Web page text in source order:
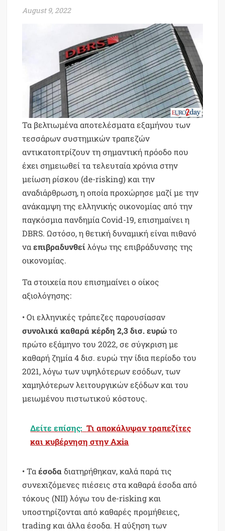
August 9, 2022
Τα βελτιωμένα αποτελέσματα εξαμήνου των
τεσσάρων συστημικών τραπεζών
αντικατοπτρίζουν τη σημαντική πρόοδο που
έχει σημειωθεί τα τελευταία χρόνια στην
μείωση ρίσκου (de-risking) και την
αναδιάρθρωση, η οποία προχώρησε μαζί με την
ανάκαμψη της ελληνικής οικονομίας από την
παγκόσμια πανδημία Covid-19, επισημαίνει η
DBRS. Ωστόσο, η θετική δυναμική είναι πιθανό
ναεπιβραδυνθείλόγω της επιβράδυνσης της
οικονομίας.
Τα στοιχεία που επισημαίνει ο οίκος
αξιολόγησης:
• Οι ελληνικές τράπεζες παρουσίασαν
συνολικά καθαρά κέρδη 2,3 δισ. ευρώτο
πρώτο εξάμηνο του 2022, σε σύγκριση με
καθαρή ζημία 4 δισ. ευρώ την ίδια περίοδο του
2021, λόγω των υψηλότερων εσόδων, των
χαμηλότερων λειτουργικών εξόδων και του
μειωμένου πιστωτικού κόστους.
Δείτε επίσης: Τι αποκάλυψαν τραπεζίτες
και κυβέρνηση στην Axia
• Ταέσοδα διατηρήθηκαν, καλά παρά τις
συνεχιζόμενες πιέσεις στα καθαρά έσοδα από
τόκους (NII) λόγω του de-risking και
υποστηρίζονται από καθαρές προμήθειες,
trading και άλλα έσοδα. Η αύξηση των